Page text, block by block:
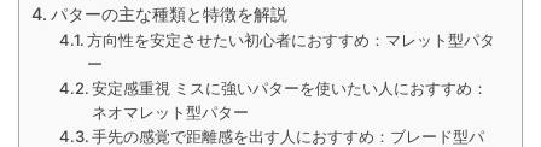
パターの主な種類と特徴を解説
方向性を安定させたい初心者におすすめ：マレット型パタ
ー
安定感重視 ミスに強いパターを使いたい人におすすめ：
ネオマレット型パター
手先の感覚で距離感を出す人におすすめ：ブレード型パ